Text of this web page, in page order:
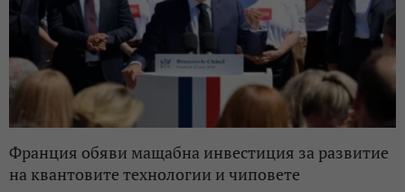
Франция обяви мащабна инвестиция за развитие
на квантовите технологии и чиповете